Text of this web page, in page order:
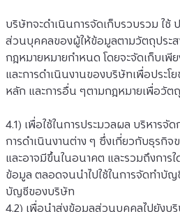
บริษัทจะดำเนินการจัดเก็บรวบรวม ใช้
ส่วนบุคคลของผู้ให้ข้อมูลตามวัตถุประ
กฎหมายหมายกำหนด โดยจะจัดเก็บเพี
และการดำเนินงานของบริษัทเพื่อประโ
หลัก และการอื่น ๆตามกฎหมายเพื่อวัต
4.1) เพื่อใช้ในการประมวลผล บริหารจั
การดำเนินงานต่าง ๆ ซึ่งเกี่ยวกับธุรกิ
และอาจมีขึ้นในอนาคต และรวมถึงการ
ข้อมูล ตลอดจนนำไปใช้ในการจัดทำบัญ
บัญชีของบริษัท
4.2) เพื่อนำส่งข้อมูลส่วนบุคคลไปยังบ